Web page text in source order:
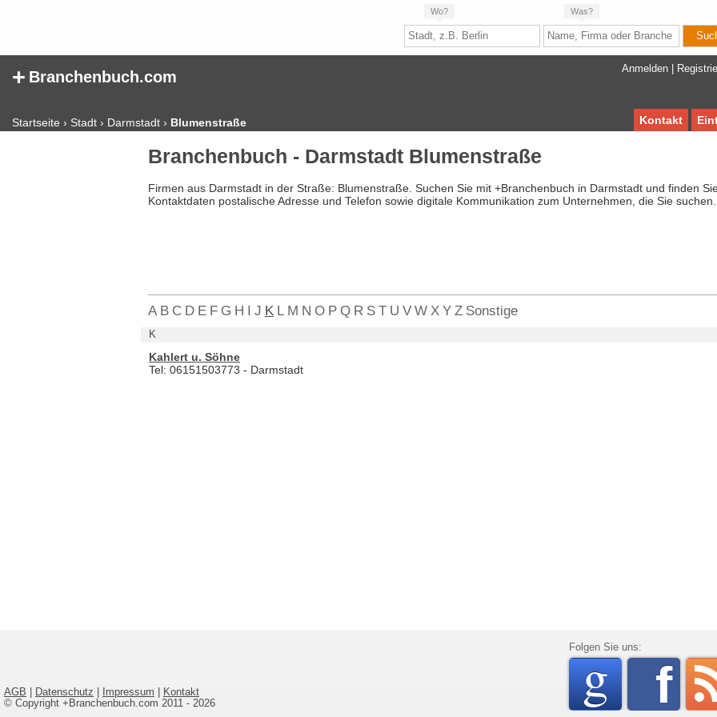
Wo? Was?
Anmelden
+ Branchenbuch.com
Startseite › Stadt › Darmstadt › Blumenstraße Kontakt
Branchenbuch - Darmstadt Blumenstraße
Firmen aus Darmstadt in der Straße: Blumenstraße. Suchen Sie mit +Branchenbuch in Darmstadt und finden
Kontaktdaten postalische Adresse und Telefon sowie digitale Kommunikation zum Unternehmen, die Sie suchen.
A B C D E F G H I J K L M N O P Q R S T U V W X Y Z Sonstige
K
Kahlert u. Söhne
Tel: 06151503773 - Darmstadt
AGB Datenschutz Impressum
Kontakt
© Copyright +Branchenbuch.com 2011 - 2026
Folgen Sie uns:
rss